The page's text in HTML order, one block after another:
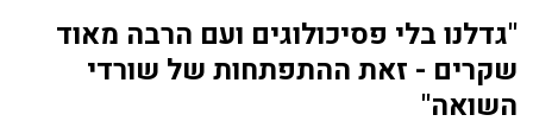
"גדלנו בלי פסיכולוגים ועם הרבה מאוד
שקרים - זאת ההתפתחות של שורדי
השואה"